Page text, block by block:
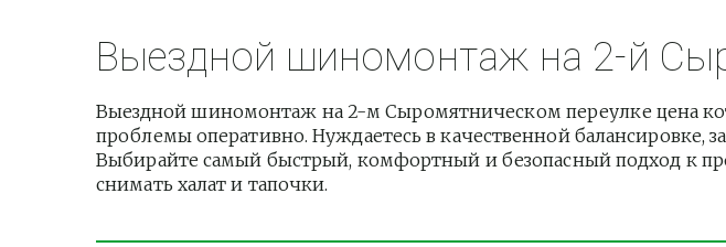
Выездной шиномонтаж на 2-й
Выездной шиномонтаж на 2-м Сыромятническом переулке цена
проблемы оперативно. Нуждаетесь в качественной балансировке,
Выбирайте самый быстрый, комфортный и безопасный подход к
снимать халат и тапочки.